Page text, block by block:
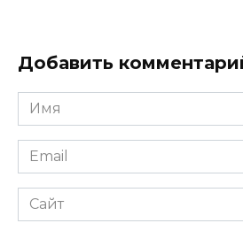
Добавить
Имя
*
Email
*
Сайт